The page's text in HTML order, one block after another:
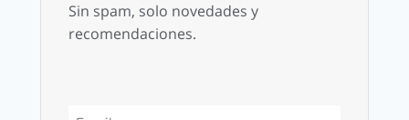
Sin spam, solo novedades y
recomendaciones.